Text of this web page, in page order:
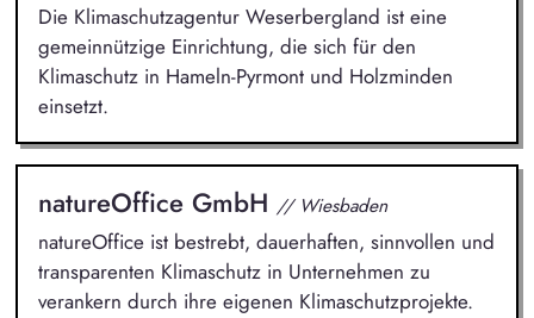
Die Klimaschutzagentur Weserbergland ist eine
gemeinnützige Einrichtung, die sich für den
Klimaschutz in Hameln-Pyrmont und Holzminden
einsetzt.
natureOffice GmbH // Wiesbaden
natureOffice ist bestrebt, dauerhaften, sinnvollen und
transparenten Klimaschutz in Unternehmen zu
verankern durch ihre eigenen Klimaschutzprojekte.